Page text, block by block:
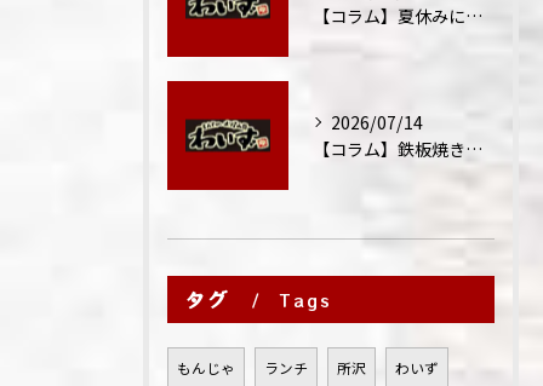
【コラム】夏休みに家族外食が増える理由
2026/07/14
【コラム】鉄板焼きが"コミュニケーション飯"と呼ばれる理由
タグ Tags
もんじゃ ランチ 所沢 わいず